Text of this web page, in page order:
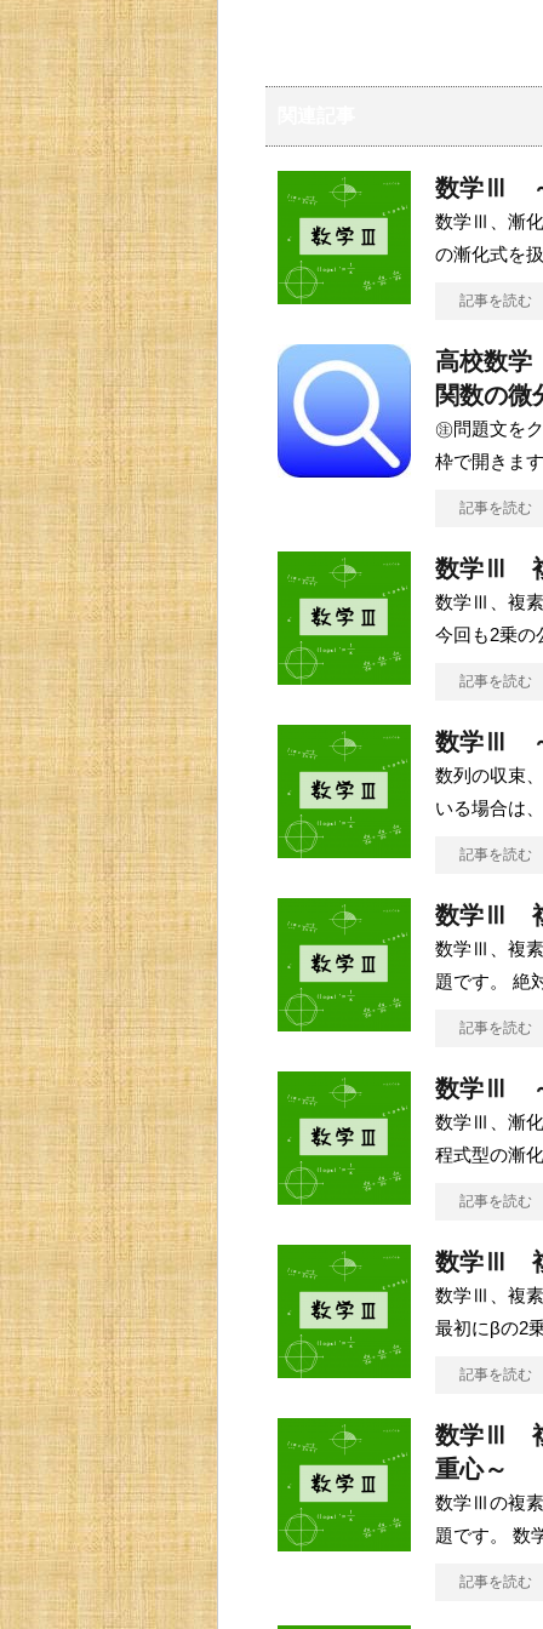
数学Ⅲ
数学Ⅲ、漸
の漸化式を
記事を読む
高校数
関数の微
㊟問題文を
枠で開きま
記事を読む
数学Ⅲ
数学Ⅲ、複
今回も2乗の
記事を読む
数学Ⅲ
数列の収束
いる場合は
記事を読む
数学Ⅲ
数学Ⅲ、複
題です。 絶
記事を読む
数学Ⅲ
数学Ⅲ、漸
程式型の漸
記事を読む
数学Ⅲ
数学Ⅲ、複
最初にβの2
記事を読む
数学Ⅲ
重心～
数学Ⅲの複
題です。 数
記事を読む